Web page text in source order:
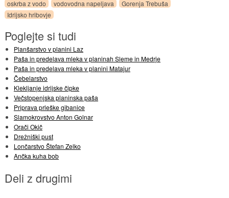
oskrba z vodo vodovodna napeljava
Gorenja Trebuša
Idrijsko hribovje
Poglejte si tudi
Planšarstvo v planini Laz
Paša in predelava mleka v planinah Sleme in Medrje
Paša in predelava mleka v planini Matajur
Čebelarstvo
Klekljanje idrijske čipke
Večstopenjska planinska paša
Priprava prleške gibanice
Slamokrovstvo Anton Golnar
Orači Okič
Drežniški pust
Lončarstvo Štefan Zelko
Ančka kuha bob
Deli z drugimi